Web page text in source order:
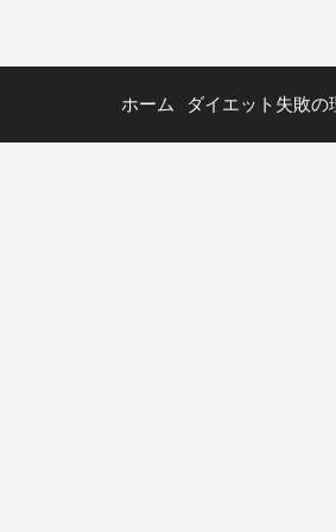
ホーム ダイエット失敗の